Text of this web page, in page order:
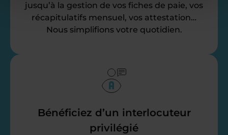
jusqu’à la gestion de vos fiches de paie, vos
récapitulatifs mensuel, vos attestation…
Nous simplifions votre quotidien.
Bénéficiez d’un interlocuteur
privilégié